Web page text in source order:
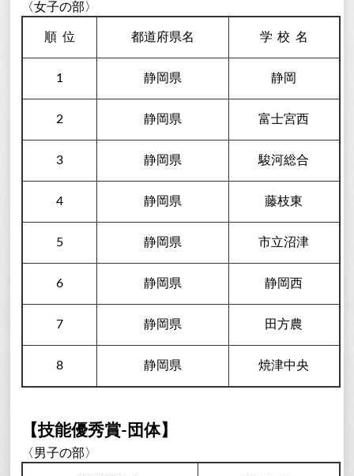
〈女子の部〉
順 位 都道府県名 学校 名
1 静岡県 静岡
2 静岡県 富士宮西
3 静岡県 駿河総合
4 静岡県 藤枝東
5 静岡県 市立沼津
6 静岡県 静岡西
7 静岡県 田方農
8 静岡県 焼津中央
【技能優秀賞-団体】
〈男子の部〉